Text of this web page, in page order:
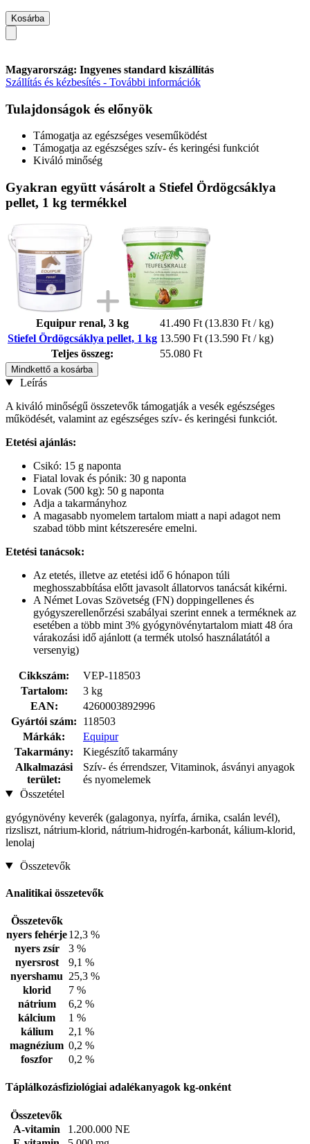
Kosárba
Magyarország: Ingyenes standard kiszállítás
Szállítás és kézbesítés - További információk
Tulajdonságok és előnyök
Támogatja az egészséges veseműködést
Támogatja az egészséges szív- és keringési funkciót
Kiváló minőség
Gyakran együtt vásárolt a Stiefel Ördögcsáklya
pellet, 1 kg termékkel
Equipur renal, 3 kg 41.490 Ft (13.830 Ft / kg)
Stiefel Ördögcsáklya pellet, 1 kg 13.590 Ft (13.590 Ft / kg)
Teljes összeg:
55.080 Ft
Mindkettő a kosárba
Leírás
A kiváló minőségű összetevők támogatják a vesék egészséges
működését, valamint az egészséges szív- és keringési funkciót.
Etetési ajánlás:
Csikó: 15 g naponta
Fiatal lovak és pónik: 30 g naponta
Lovak (500 kg): 50 g naponta
Adja a takarmányhoz
A magasabb nyomelem tartalom miatt a napi adagot nem
szabad több mint kétszeresére emelni.
Etetési tanácsok:
Az etetés, illetve az etetési idő 6 hónapon túli
meghosszabbítása előtt javasolt állatorvos tanácsát kikérni.
A Német Lovas Szövetség (FN) doppingellenes és
gyógyszerellenőrzési szabályai szerint ennek a terméknek az
esetében a több mint 3% gyógynövénytartalom miatt 48 óra
várakozási idő ajánlott (a termék utolsó használatától a
versenyig)
Cikkszám:
VEP-118503
Tartalom:
3 kg
EAN:
4260003892996
Gyártói szám:
118503
Márkák:
Equipur
Takarmány:
Kiegészítő takarmány
Alkalmazási
terület:
Szív- és érrendszer, Vitaminok, ásványi anyagok
és nyomelemek
Összetétel
gyógynövény keverék (galagonya, nyírfa, árnika, csalán levél),
rizsliszt, nátrium-klorid, nátrium-hidrogén-karbonát, kálium-klorid,
lenolaj
Összetevők
Analitikai összetevők
Összetevők
nyers fehérje12,3 %
nyers zsír
3 %
nyersrost
9,1 %
nyershamu 25,3 %
klorid
7 %
nátrium
6,2 %
kálcium
1 %
kálium
2,1 %
magnézium 0,2 %
foszfor
0,2 %
Táplálkozásfiziológiai adalékanyagok kg-onként
Összetevők
A-vitamin
1.200.000 NE